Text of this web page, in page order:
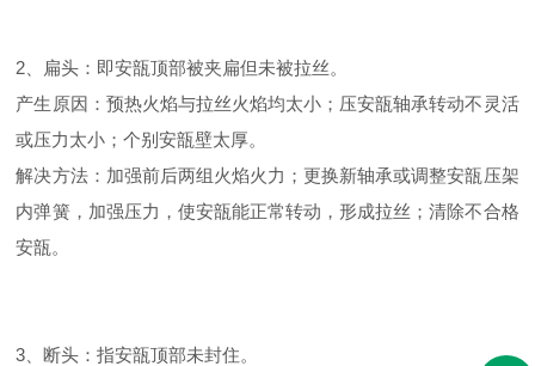
2、扁头：即安瓿顶部被夹扁但未被拉丝。
产生原因：预热火焰与拉丝火焰均太小；压安瓿轴承转动不灵活
或压力太小；个别安瓿壁太厚。
解决方法：加强前后两组火焰火力；更换新轴承或调整安瓿压架
内弹簧，加强压力，使安瓿能正常转动，形成拉丝；清除不合格
安瓿。
3、断头：指安瓿顶部未封住。